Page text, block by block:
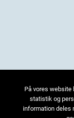
På vores website
statistik og
information deles